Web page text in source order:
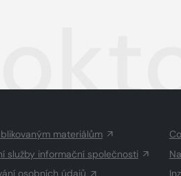
materiálům
služby informační společnosti